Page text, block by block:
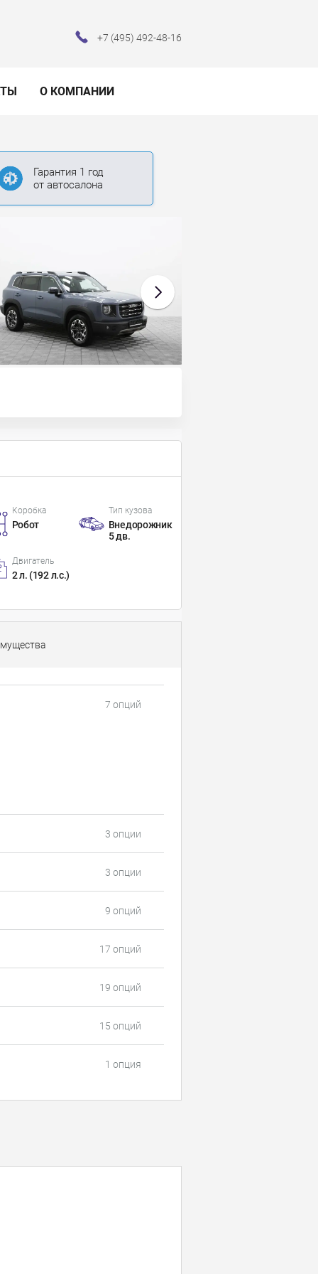
+7 (495) 492-48-16
О КОМПАНИИ
Гарантия 1 год
от автосалона
Коробка
Робот
Тип кузова
Внедорожник
5 дв.
Двигатель
2 л. (192 л.с.)
7 опций
3 опции
3 опции
9 опций
17 опций
19 опций
15 опций
1 опция